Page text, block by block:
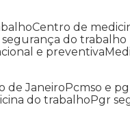
Centro de
segurança do trabalho
e preventiva
de Janeiro Pcmso e
do trabalho
Pgr